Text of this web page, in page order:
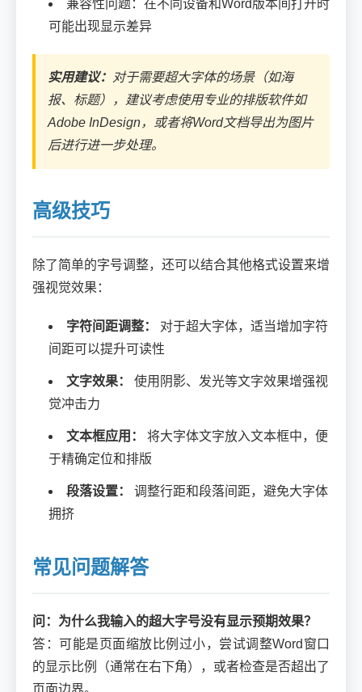
兼容性问题：在不同设备和Word版本间打开时
可能出现显示差异
实用建议： 对于需要超大字体的场景（如海
报、标题），建议考虑使用专业的排版软件如
Adobe InDesign，或者将Word文档导出为图片
后进行进一步处理。
高级技巧
除了简单的字号调整，还可以结合其他格式设置来增
强视觉效果：
字符间距调整：
对于超大字体，适当增加字符
间距可以提升可读性
文字效果：
使用阴影、发光等文字效果增强视
觉冲击力
文本框应用：
将大字体文字放入文本框中，便
于精确定位和排版
段落设置：
调整行距和段落间距，避免大字体
拥挤
常见问题解答
问：为什么我输入的超大字号没有显示预期效果？
答：可能是页面缩放比例过小，尝试调整Word窗口
的显示比例（通常在右下角），或者检查是否超出了
页面边界。